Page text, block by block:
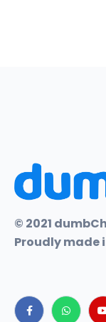
© 2021
Proudly made